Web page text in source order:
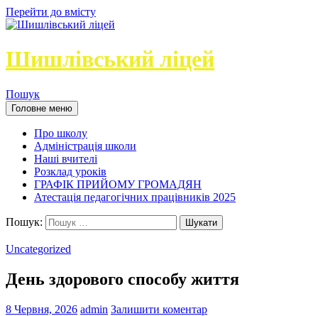
Перейти до вмісту
Шишлівський ліцей
Пошук
Головне меню
Про школу
Адміністрація школи
Наші вчителі
Розклад уроків
ГРАФІК ПРИЙОМУ ГРОМАДЯН
Атестація педагогічних працівників 2025
Пошук:
Uncategorized
День здорового способу життя
8 Червня, 2026 admin Залишити коментар